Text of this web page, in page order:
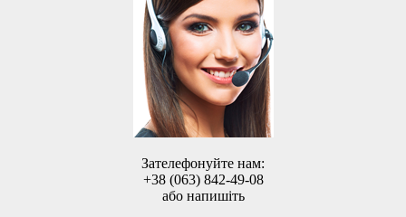
Зателефонуйте нам:
+38 (063) 842-49-08
або напишіть